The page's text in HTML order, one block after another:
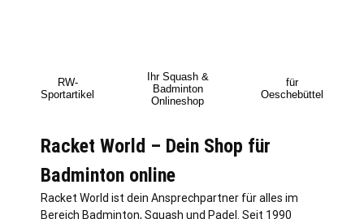
RW-
Sportartikel
Ihr Squash &
Badminton
Onlineshop
für
Oeschebüttel
Racket World – Dein Shop für
Badminton online
Racket World ist dein Ansprechpartner für alles im
Bereich Badminton, Squash und Padel. Seit 1990